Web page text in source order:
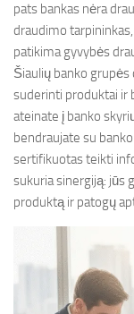
pats bankas nėra
draudimo
patikima gyvybės
Šiaulių banko
suderinti produktai ir
ateinate į banko
bendraujate su
sertifikuotas teikti
sukuria sinergiją: jūs
produktą ir patogų